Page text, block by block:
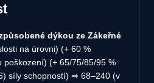
dýkou ze Zákeřné
na úrovni) (+ 60 %
poškození) (+ 65/75/85/95 %
síly schopností) ⇒ 68–240 (v